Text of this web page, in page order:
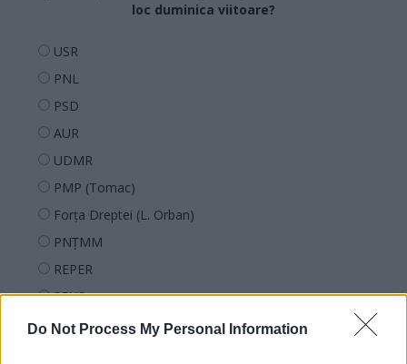
Do Not Process My Personal Information
loc duminica viitoare?
USR
PNL
PSD
AUR
UDMR
PMP (Tomac)
Forța Dreptei (L. Orban)
PNȚMM
REPER
SENS
SOS (Șoșoacă)